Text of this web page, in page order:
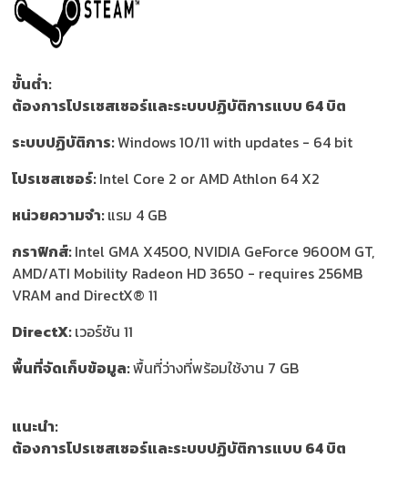
ขั้นต่ำ:
ต้องการโปรเซสเซอร์และระบบปฏิบัติการแบบ 64 บิต
ระบบปฏิบัติการ:Windows 10/11 with updates - 64 bit
โปรเซสเซอร์:Intel Core 2 or AMD Athlon 64 X2
หน่วยความจำ:แรม 4 GB
กราฟิกส์:Intel GMA X4500, NVIDIA GeForce 9600M GT,
AMD/ATI Mobility Radeon HD 3650 - requires 256MB
VRAM and DirectX® 11
DirectX:เวอร์ชัน 11
พื้นที่จัดเก็บข้อมูล:พื้นที่ว่างที่พร้อมใช้งาน 7 GB
แนะนำ:
ต้องการโปรเซสเซอร์และระบบปฏิบัติการแบบ 64 บิต